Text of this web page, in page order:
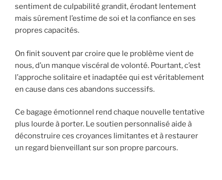
sentiment de culpabilité grandit, érodant lentement
mais sûrement l’estime de soi et la confiance en ses
propres capacités.
On finit souvent par croire que le problème vient de
nous, d’un manque viscéral de volonté. Pourtant, c’est
l’approche solitaire et inadaptée qui est véritablement
en cause dans ces abandons successifs.
Ce bagage émotionnel rend chaque nouvelle tentative
plus lourde à porter. Le soutien personnalisé aide à
déconstruire ces croyances limitantes et à restaurer
un regard bienveillant sur son propre parcours.